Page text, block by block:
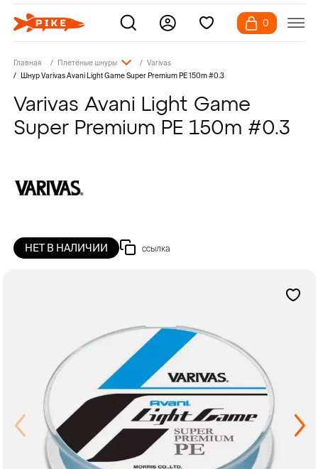
0
Главная Плетёные шнуры
Varivas
Шнур Varivas Avani Light Game Super Premium PE 150m #0.3
Varivas Avani Light Game
Super Premium PE 150m #0.3
НЕТ В НАЛИЧИИ ссылка